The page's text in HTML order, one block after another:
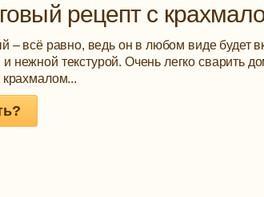
рецепт с
– всё равно, ведь он в любом виде будет
нежной текстурой. Очень легко сварить